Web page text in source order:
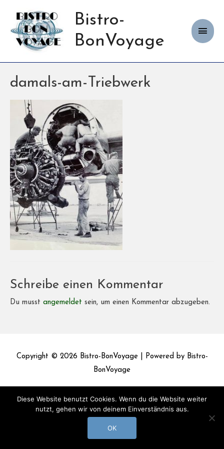
Bistro-
BonVoyage
damals-am-Triebwerk
Schreibe einen Kommentar
Du musst angemeldet sein, um einen Kommentar abzugeben.
Copyright © 2026 Bistro-BonVoyage| Powered by Bistro-
BonVoyage
Diese Website benutzt Cookies. Wenn du die Website weiter
nutzt, gehen wir von deinem Einverständnis aus.
OK